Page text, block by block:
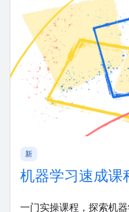
新
机器学习速成课
一门实操课程，探索机器